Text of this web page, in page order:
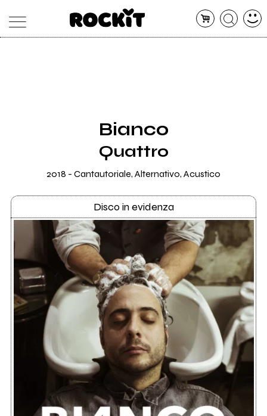
Bianco
Quattro
2018 - Cantautoriale, Alternativo, Acustico
Disco in evidenza